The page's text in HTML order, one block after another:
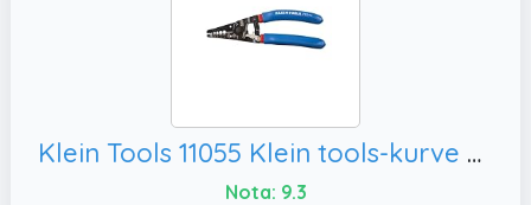
Klein Tools 11055 Klein tools-kurve pelacables/cortador
Nota: 9.3